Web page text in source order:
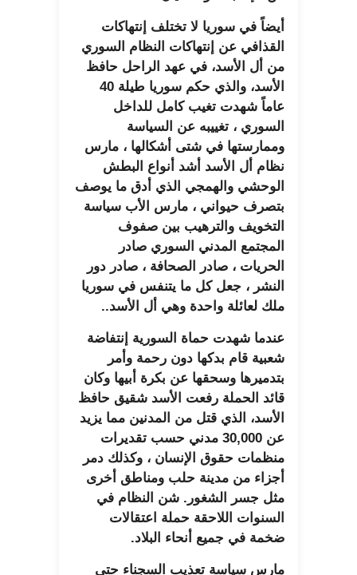
أيضاً في سوريا لا تختلف إنتهاكات
القذافي عن إنتهاكات النظام السوري
من أل الأسد، في عهد الراحل حافظ
الأسد، والذي حكم سوريا طيلة 40
عاماً شهدت تغيب كامل للداخل
السوري ، تغييبه عن السياسة
وممارستها في شتى أشكالها ، مارس
نظام أل الأسد أشد أنواع البطش
الوحشي والهمجي الذي أدق ما يوصف
بتصرف حيواني ، مارس الأب سياسة
التخويف والترهيب بين صفوف
المجتمع المدني السوري صادر
الحريات ، صادر الصحافة ، صادر دور
النشر ، جعل كل ما يتنفس في سوريا
ملك لعائلة واحدة وهي أل الأسد..
عندما شهدت حماة السورية إنتفاضة
شعبية قام بدكها دون رحمة وأمر
بتدميرها وسحقها عن بكرة أبيها وكان
قائد الحملة رفعت الأسد شقيق حافظ
الأسد، الذي قتل من المدنين مما يزيد
عن 30,000 مدني حسب تقديرات
منظمات حقوق الإنسان ، وكذلك دمر
أجزاء من مدينة حلب ومناطق أخرى
مثل جسر الشغور. شن النظام في
السنوات اللاحقة حملة اعتقالات
ضخمة في جميع أنحاء البلاد.
مارس سياسة تعذيب السجناء حتى